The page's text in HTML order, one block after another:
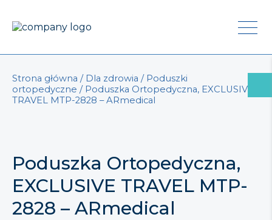
Strona główna / Dla zdrowia / Poduszki
ortopedyczne / Poduszka Ortopedyczna, EXCLUSIVE
TRAVEL MTP-2828 – ARmedical
Poduszka Ortopedyczna,
EXCLUSIVE TRAVEL MTP-
2828 – ARmedical